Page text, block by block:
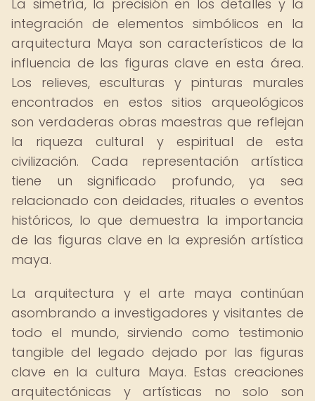
La simetría, la precisión en los detalles y la
integración de elementos simbólicos en la
arquitectura Maya son característicos de la
influencia de las figuras clave en esta área.
Los relieves, esculturas y pinturas murales
encontrados en estos sitios arqueológicos
son verdaderas obras maestras que reflejan
la riqueza cultural y espiritual de esta
civilización. Cada representación artística
tiene un significado profundo, ya sea
relacionado con deidades, rituales o eventos
históricos, lo que demuestra la importancia
de las figuras clave en la expresión artística
maya.
La arquitectura y el arte maya continúan
asombrando a investigadores y visitantes de
todo el mundo, sirviendo como testimonio
tangible del legado dejado por las figuras
clave en la cultura Maya. Estas creaciones
arquitectónicas y artísticas no solo son